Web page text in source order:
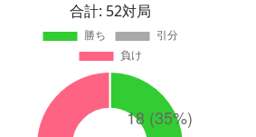
合計: 52対局